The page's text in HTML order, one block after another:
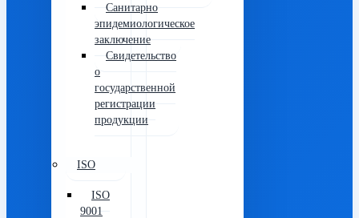
Санитарно
эпидемиологическое
заключение
Свидетельство
о
государственной
регистрации
продукции
ISO
ISO
9001